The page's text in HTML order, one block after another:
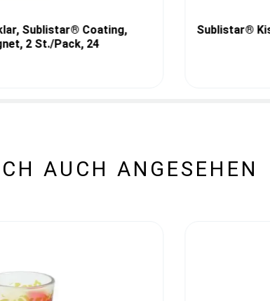
Sublistar® Coating,
2 St./Pack, 24
Sublistar®
AUCH ANGESEHEN